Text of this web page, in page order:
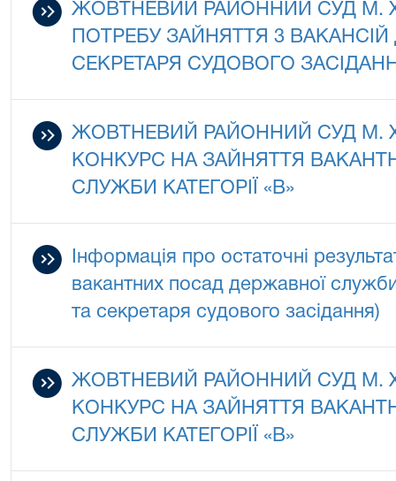
ЖОВТНЕВИЙ РАЙОННИЙ СУД М.
ПОТРЕБУ ЗАЙНЯТТЯ 3
СЕКРЕТАРЯ СУДОВОГО
ЖОВТНЕВИЙ РАЙОННИЙ СУД М.
КОНКУРС НА ЗАЙНЯТТЯ
СЛУЖБИ КАТЕГОРІЇ «В»
Інформація про остаточні
вакантних посад державної
та секретаря судового засідання)
ЖОВТНЕВИЙ РАЙОННИЙ СУД М.
КОНКУРС НА ЗАЙНЯТТЯ
СЛУЖБИ КАТЕГОРІЇ «В»